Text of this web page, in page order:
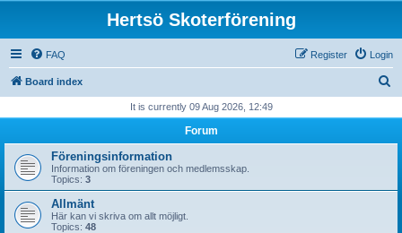
Hertsö Skoterförening
FAQ Login
Register
Board index
r
h
It is currently 09 Aug 2026, 12:49
Forum
Föreningsinformation
Information om föreningen och medlemsskap.
Topics: 3
Allmänt
Här kan vi skriva om allt möjligt.
Topics: 48